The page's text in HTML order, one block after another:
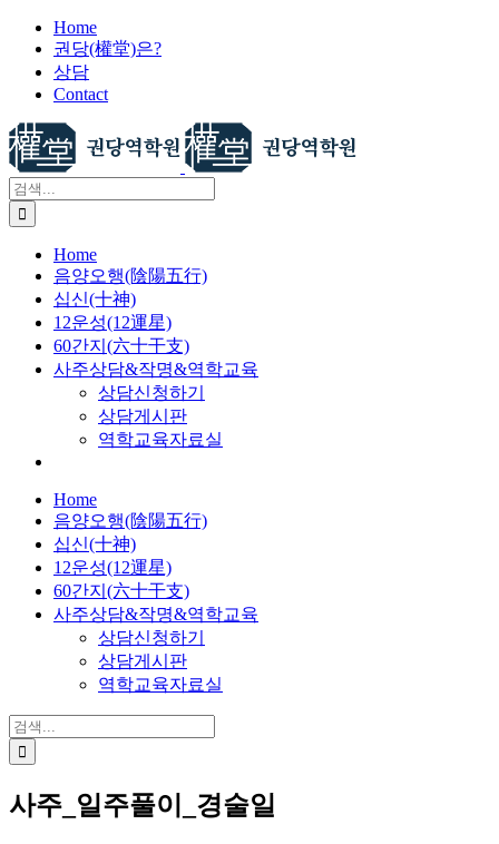
건
너
뛰
기
Home
권당(權堂)은?
상담
Contact
검
색:
Home
음양오행(陰陽五行)
십신(十神)
12운성(12運星)
60간지(六十干支)
사주상담&작명&역학교육
상담신청하기
상담게시판
역학교육자료실
Home
음양오행(陰陽五行)
십신(十神)
12운성(12運星)
60간지(六十干支)
사주상담&작명&역학교육
상담신청하기
상담게시판
역학교육자료실
검
색:
사주_일주풀이_경술일